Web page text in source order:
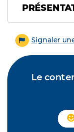
Signaler
Le